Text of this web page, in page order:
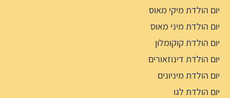
יום הולדת מיקי מאוס
יום הולדת מיני מאוס
יום הולדת קוקומלון
יום הולדת דינוזאורים
יום הולדת מיניונים
יום הולדת לגו